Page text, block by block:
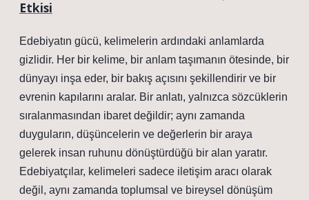
Etkisi
Edebiyatın gücü, kelimelerin ardındaki anlamlarda
gizlidir. Her bir kelime, bir anlam taşımanın ötesinde, bir
dünyayı inşa eder, bir bakış açısını şekillendirir ve bir
evrenin kapılarını aralar. Bir anlatı, yalnızca sözcüklerin
sıralanmasından ibaret değildir; aynı zamanda
duyguların, düşüncelerin ve değerlerin bir araya
gelerek insan ruhunu dönüştürdüğü bir alan yaratır.
Edebiyatçılar, kelimeleri sadece iletişim aracı olarak
değil, aynı zamanda toplumsal ve bireysel dönüşüm